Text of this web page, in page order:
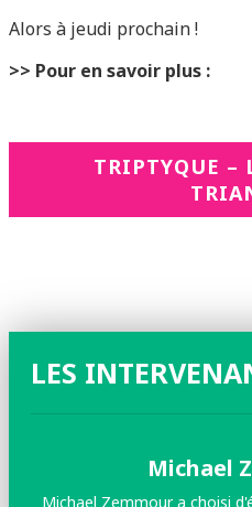
Alors à jeudi prochain !
>> Pour en savoir plus :
TRIPTYQUE –
LES
Michael
Michael Zemmour a choisi